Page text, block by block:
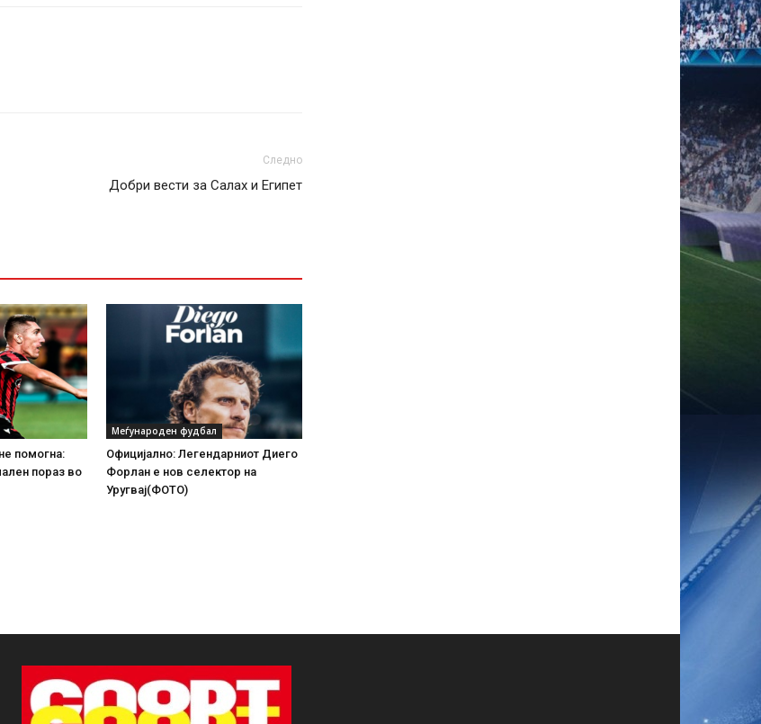
Следно
Добри вести за Салах и Египет
помогна:
пораз во
Меѓународен фудбал
Официјално: Легендарниот Диего
Форлан е нов селектор на
Уругвај(ФОТО)